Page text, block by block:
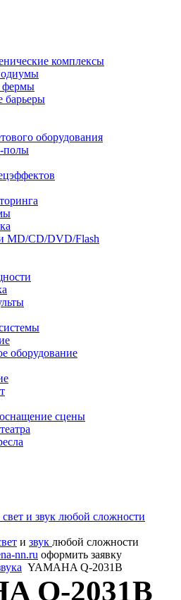
комплексы
барьеры
оборудования
полы
MD/CD/DVD/Flash
оборудование
сцены
и звук любой сложности
nn.ru оформить заявку
YAMAHA Q-2031B
Q-2031B